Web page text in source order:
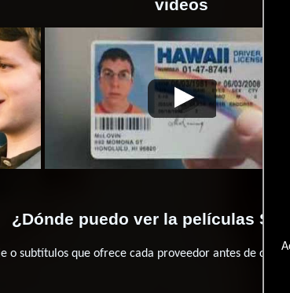
videos
11-22 SupercoolVideo de la película Supercool2007-
¿Dónde puedo ver la películas
o subtítulos que ofrece cada proveedor antes de